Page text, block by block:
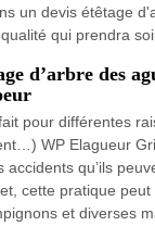
un devis étêtage
qui prendra
d’arbre des
pour différentes
WP Elagueur
accidents qu’ils
cette pratique
et diverses